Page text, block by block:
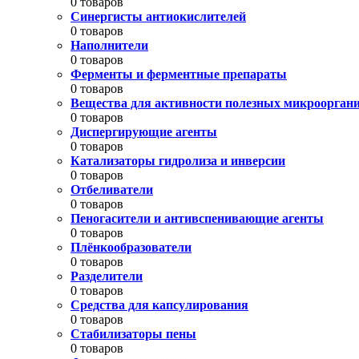
Синергисты антиокислителей
0 товаров
Наполнители
0 товаров
Ферменты и ферментные препараты
0 товаров
Вещества для активности полезных
0 товаров
Диспергирующие агенты
0 товаров
Катализаторы гидролиза и инверсии
0 товаров
Отбеливатели
0 товаров
Пеногасители и антивспенивающие агенты
0 товаров
Плёнкообразователи
0 товаров
Разделители
0 товаров
Средства для капсулирования
0 товаров
Стабилизаторы пены
0 товаров